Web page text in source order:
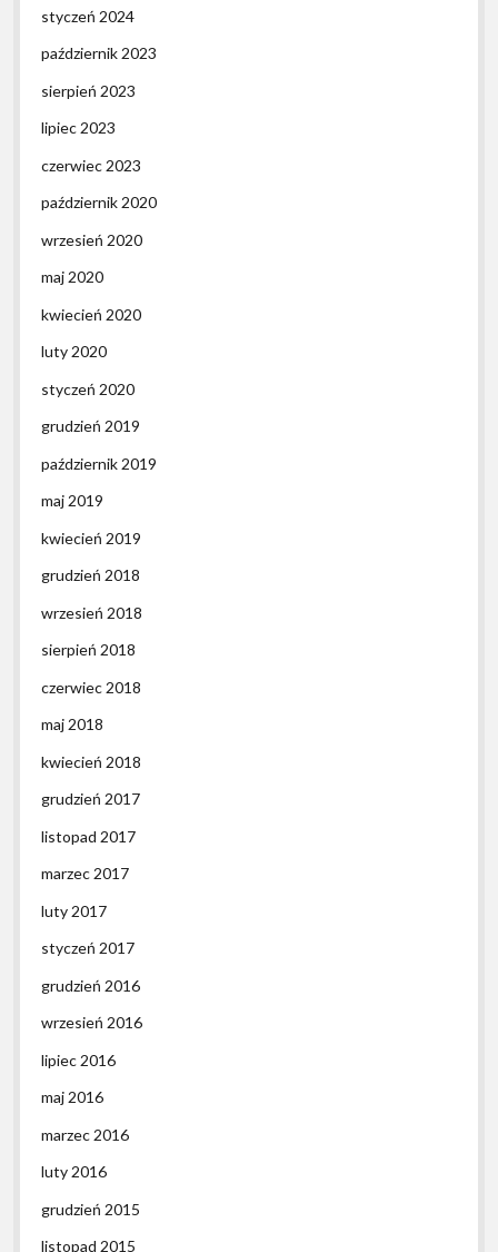
styczeń 2024
październik 2023
sierpień 2023
lipiec 2023
czerwiec 2023
październik 2020
wrzesień 2020
maj 2020
kwiecień 2020
luty 2020
styczeń 2020
grudzień 2019
październik 2019
maj 2019
kwiecień 2019
grudzień 2018
wrzesień 2018
sierpień 2018
czerwiec 2018
maj 2018
kwiecień 2018
grudzień 2017
listopad 2017
marzec 2017
luty 2017
styczeń 2017
grudzień 2016
wrzesień 2016
lipiec 2016
maj 2016
marzec 2016
luty 2016
grudzień 2015
listopad 2015